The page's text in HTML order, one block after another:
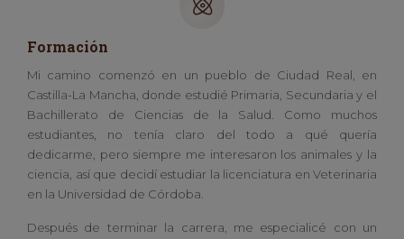
Formación
Mi camino comenzó en un pueblo de Ciudad Real, en
Castilla-La Mancha, donde estudié Primaria, Secundaria y el
Bachillerato de Ciencias de la Salud. Como muchos
estudiantes, no tenía claro del todo a qué quería
dedicarme, pero siempre me interesaron los animales y la
ciencia, así que decidí estudiar la licenciatura en Veterinaria
en la Universidad de Córdoba.
Después de terminar la carrera, me especialicé con un